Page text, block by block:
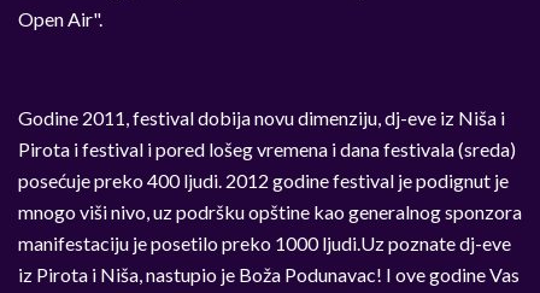
Open Air".
Godine 2011, festival dobija novu dimenziju, dj-eve iz Niša i
Pirota i festival i pored lošeg vremena i dana festivala (sreda)
posećuje preko 400 ljudi. 2012 godine festival je podignut je
mnogo viši nivo, uz podršku opštine kao generalnog sponzora
manifestaciju je posetilo preko 1000 ljudi.Uz poznate dj-eve
iz Pirota i Niša, nastupio je Boža Podunavac! I ove godine Vas